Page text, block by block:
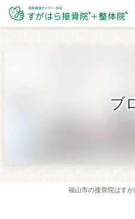
ブ
福山市の接骨院はす